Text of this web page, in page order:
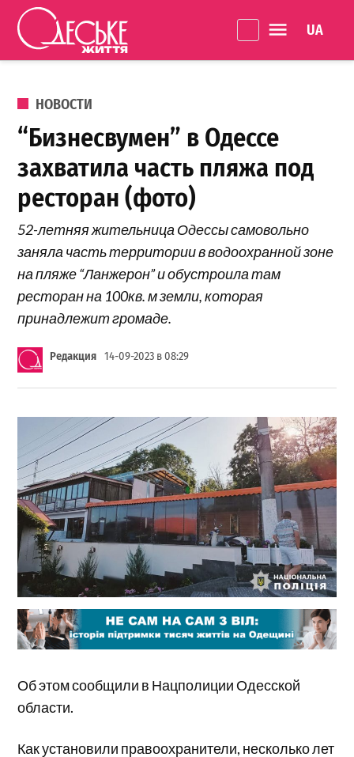
Перейти к содержанию
життя
ОПУБЛИКОВАНО В
НОВОСТИ
“Бизнесвумен” в Одессе
захватила часть пляжа под
ресторан (фото)
52-летняя жительница Одессы самовольно
заняла часть территории в водоохранной зоне
на пляже “Ланжерон” и обустроила там
ресторан на 100кв. м земли, которая
принадлежит громаде.
Редакция 14-09-2023 в 08:29
Об этом сообщили в Нацполиции Одесской
области.
Как установили правоохранители, несколько лет